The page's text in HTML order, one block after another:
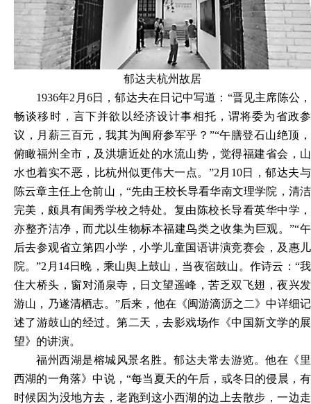
郁达夫杭州故居
1936年2月6日，郁达夫在日记中写道：“晋见主席陈公，
畅谈移时，言下并欲以经济设计事相托，谓将委为省政参
议，月薪三百元，我其为闽府参军乎？”“午膳登石山绝顶，
俯瞰福州全市，及洪塘近处的水流山势，觉得福建省会，山
水也着实不恶，比杭州似更伟大一点。”2月10日，郁达夫与
陈云章主任上仓前山，“先由王校长导看华南文理学院，清洁
完美，颇具有闺秀学校之特处。复由陈校长导看英华中学，
亦整齐洁净，而尤以生物标本福建鸟类之收集为巨观。”“午
后去参观省立第四小学，小学儿童国语讲演竞赛会，及惠儿
院。”2月14日晚，乘山舆上鼓山，当夜宿鼓山。作诗云：“我
住大桥头，窗对涌泉寺，日文望遥峰，苦乏双飞翅，夜兴发
游山，乃遂清栖志。”后来，他在《闽游滴沥之二》中详细记
述了游鼓山的经过。第二天，去影戏场作《中国新文学的展
望》的讲演。
福州西湖是榕城风景名胜。郁达夫常去游览。他在《里
西湖的一角落》中说，“每当夏天的午后，或冬日的侵晨，有
时候因为没地方去，老跑到这小西湖的边上去散步，一边走